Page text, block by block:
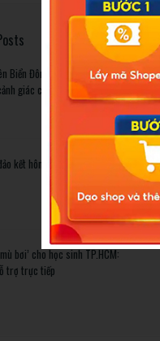
Biển Đông: Vì sao không ảnh
giác cao độ?
kết hôn: Khi sính lễ trở thành
bơi’ cho học sinh TP.HCM:
trợ trực tiếp